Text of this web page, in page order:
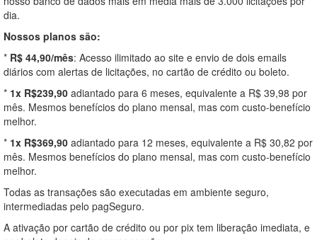
dia.
Nossos planos são:
* R$ 44,90/mês: Acesso ilimitado ao site e envio de dois emails
diários com alertas de licitações, no cartão de crédito ou boleto.
* 1x R$239,90 adiantado para 6 meses, equivalente a R$ 39,98 por
mês. Mesmos benefícios do plano mensal, mas com custo-benefício
melhor.
* 1x R$369,90 adiantado para 12 meses, equivalente a R$ 30,82 por
mês. Mesmos benefícios do plano mensal, mas com custo-benefício
melhor.
Todas as transações são executadas em ambiente seguro,
intermediadas pelo pagSeguro.
A ativação por cartão de crédito ou por pix tem liberação imediata, e